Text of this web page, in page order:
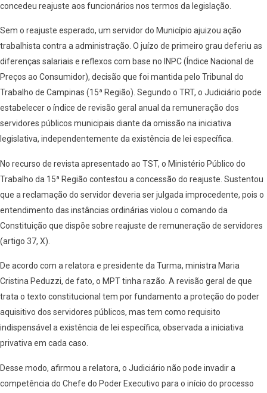
concedeu reajuste aos funcionários nos termos da legislação.
Sem o reajuste esperado, um servidor do Município ajuizou ação
trabalhista contra a administração. O juízo de primeiro grau deferiu as
diferenças salariais e reflexos com base no INPC (Índice Nacional de
Preços ao Consumidor), decisão que foi mantida pelo Tribunal do
Trabalho de Campinas (15ª Região). Segundo o TRT, o Judiciário pode
estabelecer o índice de revisão geral anual da remuneração dos
servidores públicos municipais diante da omissão na iniciativa
legislativa, independentemente da existência de lei específica.
No recurso de revista apresentado ao TST, o Ministério Público do
Trabalho da 15ª Região contestou a concessão do reajuste. Sustentou
que a reclamação do servidor deveria ser julgada improcedente, pois o
entendimento das instâncias ordinárias violou o comando da
Constituição que dispõe sobre reajuste de remuneração de servidores
(artigo 37, X).
De acordo com a relatora e presidente da Turma, ministra Maria
Cristina Peduzzi, de fato, o MPT tinha razão. A revisão geral de que
trata o texto constitucional tem por fundamento a proteção do poder
aquisitivo dos servidores públicos, mas tem como requisito
indispensável a existência de lei específica, observada a iniciativa
privativa em cada caso.
Desse modo, afirmou a relatora, o Judiciário não pode invadir a
competência do Chefe do Poder Executivo para o início do processo